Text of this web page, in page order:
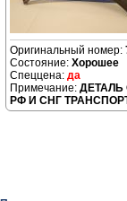
Хорошее
да
ДЕТАЛЬ
РФ И СНГ